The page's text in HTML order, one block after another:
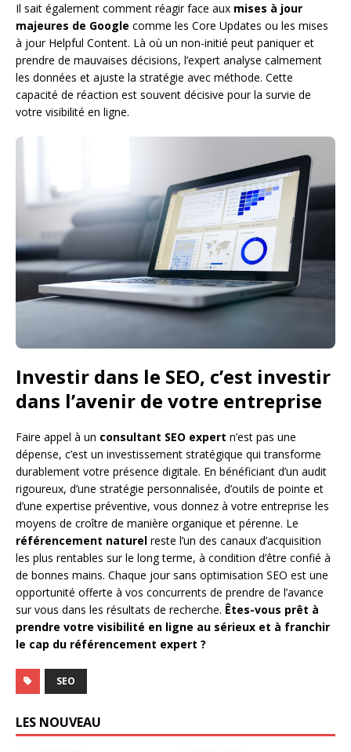
Il sait également comment réagir face aux mises à jour
majeures de Google comme les Core Updates ou les mises
à jour Helpful Content. Là où un non-initié peut paniquer et
prendre de mauvaises décisions, l’expert analyse calmement
les données et ajuste la stratégie avec méthode. Cette
capacité de réaction est souvent décisive pour la survie de
votre visibilité en ligne.
Investir dans le SEO, c’est investir
dans l’avenir de votre entreprise
Faire appel à un consultant SEO expert n’est pas une
dépense, c’est un investissement stratégique qui transforme
durablement votre présence digitale. En bénéficiant d’un audit
rigoureux, d’une stratégie personnalisée, d’outils de pointe et
d’une expertise préventive, vous donnez à votre entreprise les
moyens de croître de manière organique et pérenne. Le
référencement naturel reste l’un des canaux d’acquisition
les plus rentables sur le long terme, à condition d’être confié à
de bonnes mains. Chaque jour sans optimisation SEO est une
opportunité offerte à vos concurrents de prendre de l’avance
sur vous dans les résultats de recherche. Êtes-vous prêt à
prendre votre visibilité en ligne au sérieux et à franchir
le cap du référencement expert ?
SEO
LES NOUVEAU